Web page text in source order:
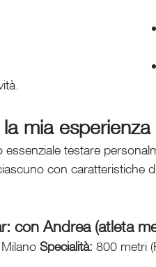
mia
essenziale testare
con caratteristiche
con Andrea (atleta
Specialità: 800 metri